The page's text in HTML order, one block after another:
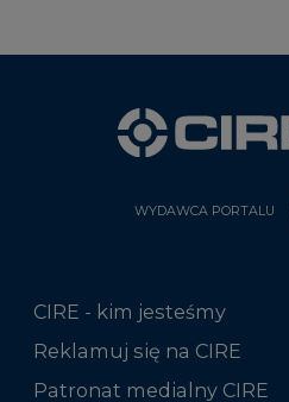
WYDAWCA PORTALU
CIRE - kim jesteśmy
Reklamuj się na CIRE
Patronat medialny CIRE